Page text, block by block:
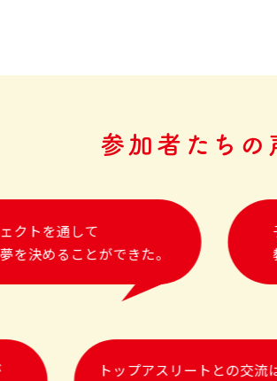
参加者たちの
クトを通して
を決めることができた。
トップアスリートとの交流